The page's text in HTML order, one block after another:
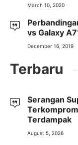
March 10, 2020
vs Galaxy
December 16, 2019
Terbaru
Serangan
Terdampak
August 5, 2026